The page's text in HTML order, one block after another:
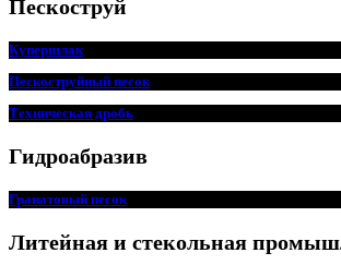
Пескоструй
Купершлак
Пескоструйный песок
Техническая дробь
Гидроабразив
Гранатовый песок
Литейная и стекольная